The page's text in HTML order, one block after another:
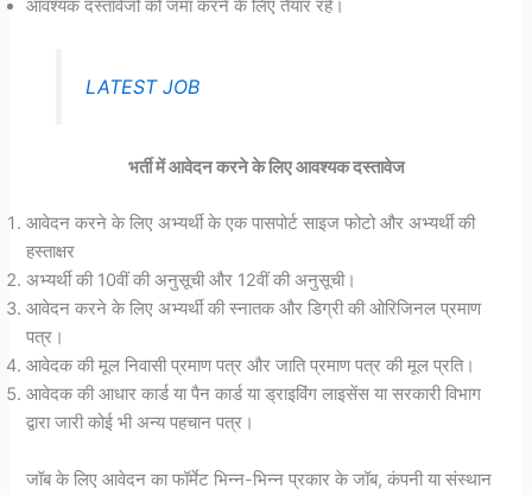
आवश्यक दस्तावेजों को जमा करने के लिए तैयार रहें।
LATEST JOB
भर्ती में आवेदन करने के लिए आवश्यक दस्तावेज
आवेदन करने के लिए अभ्यर्थी के एक पासपोर्ट साइज फोटो और अभ्यर्थी की
हस्ताक्षर
अभ्यर्थी की 10वीं की अनुसूची और 12वीं की अनुसूची।
आवेदन करने के लिए अभ्यर्थी की स्नातक और डिग्री की ओरिजिनल प्रमाण
पत्र।
आवेदक की मूल निवासी प्रमाण पत्र और जाति प्रमाण पत्र की मूल प्रति।
आवेदक की आधार कार्ड या पैन कार्ड या ड्राइविंग लाइसेंस या सरकारी विभाग
द्वारा जारी कोई भी अन्य पहचान पत्र।
जॉब के लिए आवेदन का फॉर्मेट भिन्न-भिन्न प्रकार के जॉब, कंपनी या संस्थान